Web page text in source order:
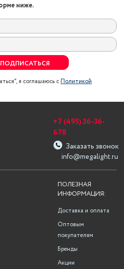
ниже.
ПОДПИСАТЬСЯ
я соглашаюсь сПолитикой
info@megalight.ru
+7 (495) 36-36-
678
Заказать звонок
ПОЛЕЗНАЯ
ИНФОРМАЦИЯ:
Доставка и оплата
Оптовым
покупателям
Бренды
Акции